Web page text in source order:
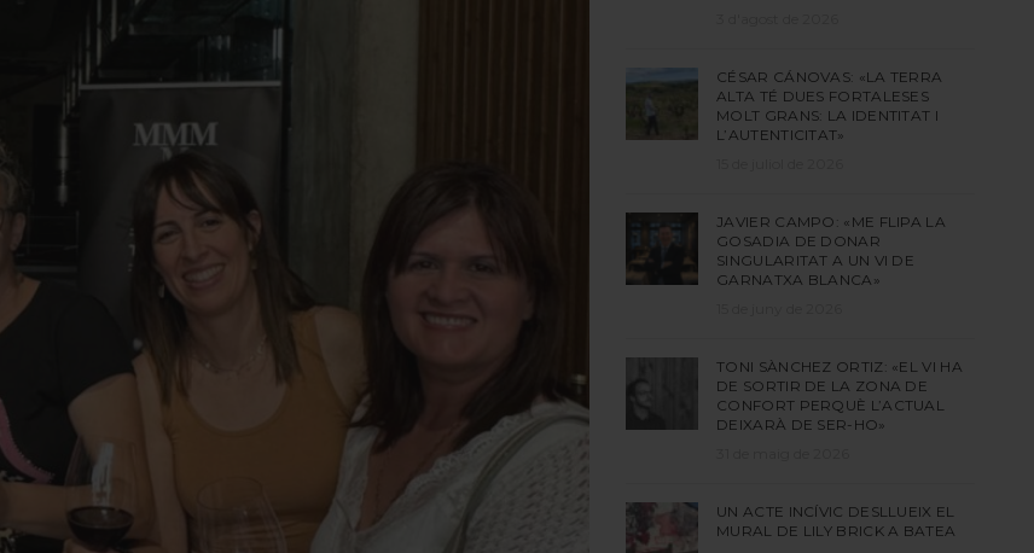
CÉSAR CÁNOVAS: «LA TERRA
ALTA TÉ DUES FORTALESES
MOLT GRANS: LA IDENTITAT I
L’AUTENTICITAT»
JAVIER CAMPO: «ME FLIPA LA
GOSADIA DE DONAR
SINGULARITAT A UN VI DE
GARNATXA BLANCA»
TONI SÀNCHEZ ORTIZ: «EL VI HA
DE SORTIR DE LA ZONA DE
CONFORT PERQUÈ L’ACTUAL
DEIXARÀ DE SER-HO»
UN ACTE INCÍVIC DESLLUEIX EL
MURAL DE LILY BRICK A BATEA